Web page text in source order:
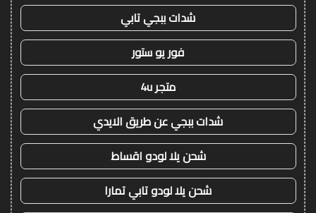
شدات ببجي تابي
فور يو ستور
متجر 4u
شدات ببجي عن طريق الايدي
شحن يلا لودو اقساط
شحن يلا لودو تابي تمارا